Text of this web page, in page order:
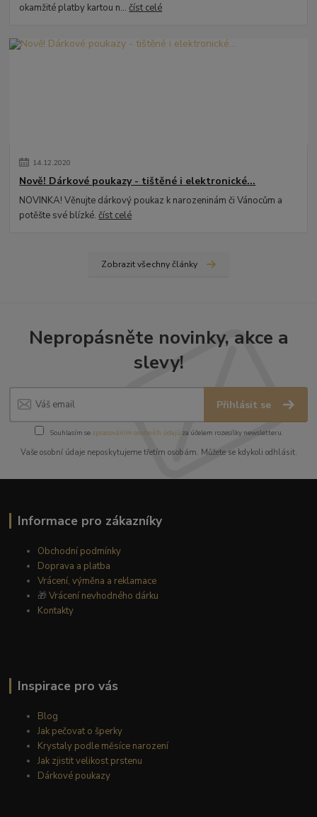
okamžité platby kartou n...číst celé
14.12.2020
Nově! Dárkové poukazy - tištěné i elektronické...
NOVINKA! Věnujte dárkový poukaz k narozeninám či Vánocům a
potěšte své blízké.číst celé
Zobrazit všechny články
Nepropásněte novinky, akce a
slevy!
Přihlásit se
Souhlasím se zpracováním osobních údajůza účelem rozesílky newsletteru.
Vaše osobní údaje neposkytujeme třetím osobám. Můžete se kdykoli odhlásit.
Informace pro zákazníky
Obchodní podmínky
Doprava a platba
Vrácení, výměna a reklamace
🎁Vrácení nevhodného dárku
Kontakty
Inspirace pro vás
Blog
Jak pečovat o šperky
Krystaly podle měsíce narození
Jak zjistit velikost prstenu
Dárkové poukazy